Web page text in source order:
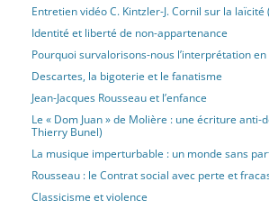
Entretien vidéo C. Kintzler-J. Cornil sur la laïcité
Identité et liberté de non-appartenance
Pourquoi survalorisons-nous l’interprétation en
Descartes, la bigoterie et le fanatisme
Jean-Jacques Rousseau et l’enfance
Le « Dom Juan » de Molière : une écriture anti-
Thierry Bunel)
La musique imperturbable : un monde sans
Rousseau : le Contrat social avec perte et
Classicisme et violence